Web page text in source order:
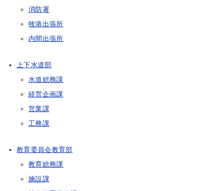
消防署
牧港出張所
内間出張所
上下水道部
水道総務課
経営企画課
営業課
工務課
教育委員会教育部
教育総務課
施設課